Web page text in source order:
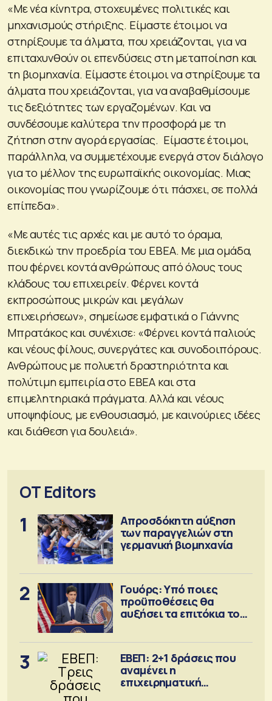
«Με νέα κίνητρα, στοχευμένες πολιτικές και
μηχανισμούς στήριξης. Είμαστε έτοιμοι να
στηρίξουμε τα άλματα, που χρειάζονται, για να
επιταχυνθούν οι επενδύσεις στη μεταποίηση και
τη βιομηχανία. Είμαστε έτοιμοι να στηρίξουμε τα
άλματα που χρειάζονται, για να αναβαθμίσουμε
τις δεξιότητες των εργαζομένων. Και να
συνδέσουμε καλύτερα την προσφορά με τη
ζήτηση στην αγορά εργασίας. Είμαστε έτοιμοι,
παράλληλα, να συμμετέχουμε ενεργά στον διάλογο
για το μέλλον της ευρωπαϊκής οικονομίας. Μιας
οικονομίας που γνωρίζουμε ότι πάσχει, σε πολλά
επίπεδα».
«Με αυτές τις αρχές και με αυτό το όραμα,
διεκδικώ την προεδρία του ΕΒΕΑ. Με μια ομάδα,
που φέρνει κοντά ανθρώπους από όλους τους
κλάδους του επιχειρείν. Φέρνει κοντά
εκπροσώπους μικρών και μεγάλων
επιχειρήσεων», σημείωσε εμφατικά ο Γιάννης
Μπρατάκος και συνέχισε: «Φέρνει κοντά παλιούς
και νέους φίλους, συνεργάτες και συνοδοιπόρους.
Ανθρώπους με πολυετή δραστηριότητα και
πολύτιμη εμπειρία στο ΕΒΕΑ και στα
επιμελητηριακά πράγματα. Αλλά και νέους
υποψηφίους, με ενθουσιασμό, με καινούριες ιδέες
και διάθεση για δουλειά».
OT Editors
1
Απροσδόκητη αύξηση
των παραγγελιών στη
γερμανική βιομηχανία
2
Γουόρς: Υπό ποιες
προϋποθέσεις θα
αυξήσει τα επιτόκια τον
3
ΕΒΕΠ: 2+1 δράσεις που
αναμένει η
επιχειρηματική